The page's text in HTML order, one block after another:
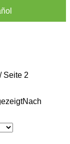
/Seite 2
Nach